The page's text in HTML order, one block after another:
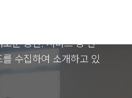
운 공간, 서비스 등 관
수집하여 소개하고 있